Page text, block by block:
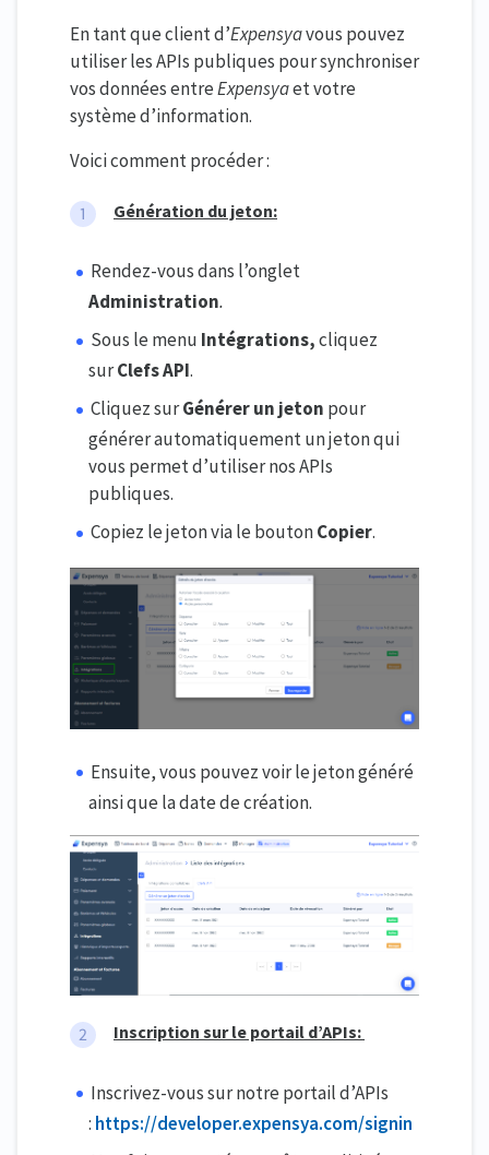
En tant que client d’Expensyavous pouvez
utiliser les APIs publiques pour synchroniser
vos données entreExpensyaet votre
système d’information.
Voici comment procéder :
Génération du jeton:
Rendez-vous dans l’onglet
Administration.
Sous le menu Intégrations,cliquez
surClefs API.
Cliquez surGénérer un jeton pour
générer automatiquement un jeton qui
vous permet d’utiliser nos APIs
publiques.
Copiez le jeton via le boutonCopier.
Ensuite, vous pouvez voir le jeton généré
ainsi que la date de création.
Inscription sur le portail d’APIs:
Inscrivez-vous sur notre portail d’APIs
: https://developer.expensya.com/signin